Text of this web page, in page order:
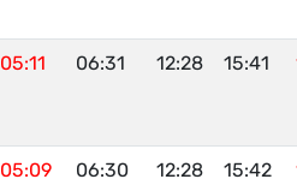
05:11 06:31 12:28 15:41
05:09 06:30 12:28 15:42